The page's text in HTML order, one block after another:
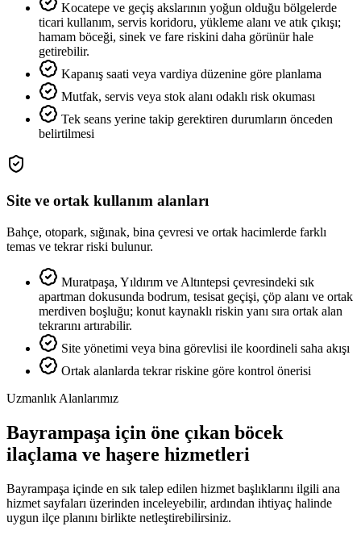
Kocatepe ve geçiş akslarının yoğun olduğu bölgelerde
ticari kullanım, servis koridoru, yükleme alanı ve atık çıkışı;
hamam böceği, sinek ve fare riskini daha görünür hale
getirebilir.
Kapanış saati veya vardiya düzenine göre planlama
Mutfak, servis veya stok alanı odaklı risk okuması
Tek seans yerine takip gerektiren durumların önceden
belirtilmesi
Site ve ortak kullanım alanları
Bahçe, otopark, sığınak, bina çevresi ve ortak hacimlerde farklı
temas ve tekrar riski bulunur.
Muratpaşa, Yıldırım ve Altıntepsi çevresindeki sık
apartman dokusunda bodrum, tesisat geçişi, çöp alanı ve ortak
merdiven boşluğu; konut kaynaklı riskin yanı sıra ortak alan
tekrarını artırabilir.
Site yönetimi veya bina görevlisi ile koordineli saha akışı
Ortak alanlarda tekrar riskine göre kontrol önerisi
Uzmanlık Alanlarımız
Bayrampaşa için öne çıkan böcek
ilaçlama ve haşere hizmetleri
Bayrampaşa içinde en sık talep edilen hizmet başlıklarını ilgili ana
hizmet sayfaları üzerinden inceleyebilir, ardından ihtiyaç halinde
uygun ilçe planını birlikte netleştirebilirsiniz.